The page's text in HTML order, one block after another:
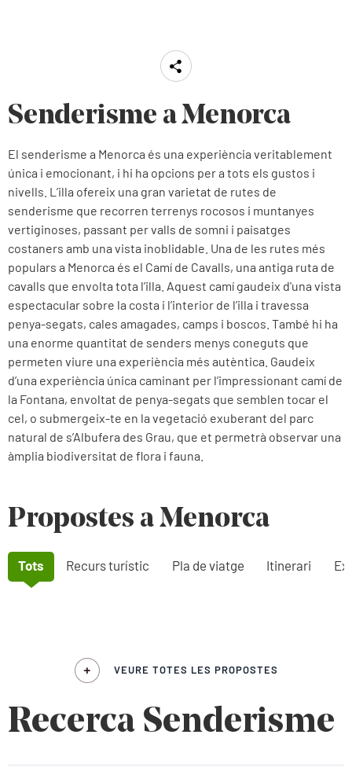
Senderisme a Menorca
El senderisme a Menorca és una experiència veritablement
única i emocionant, i hi ha opcions per a tots els gustos i
nivells. L’illa ofereix una gran varietat de rutes de
senderisme que recorren terrenys rocosos i muntanyes
vertiginoses, passant per valls de somni i paisatges
costaners amb una vista inoblidable. Una de les rutes més
populars a Menorca és el Camí de Cavalls, una antiga ruta de
cavalls que envolta tota l’illa. Aquest camí gaudeix d'una vista
espectacular sobre la costa i l’interior de l’illa i travessa
penya-segats, cales amagades, camps i boscos. També hi ha
una enorme quantitat de senders menys coneguts que
permeten viure una experiència més autèntica. Gaudeix
d’una experiència única caminant per l’impressionant camí de
la Fontana, envoltat de penya-segats que semblen tocar el
cel, o submergeix-te en la vegetació exuberant del parc
natural de s’Albufera des Grau, que et permetrà observar una
àmplia biodiversitat de flora i fauna.
Propostes a Menorca
Tots Recurs turístic Pla de viatge Itinerari
VEURE TOTES LES PROPOSTES
Recerca Senderisme